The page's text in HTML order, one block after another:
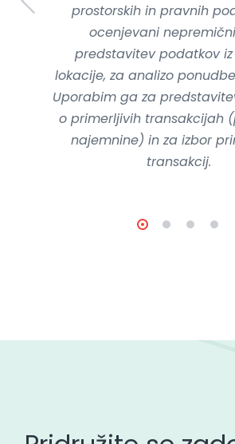
prostorskih in pravnih
ocenjevani
predstavitev podatkov
lokacije, za analizo
Uporabim ga za
o primerljivih transakcijah
najemnine) in za izbor
transakcij.